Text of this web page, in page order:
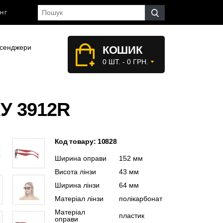
КОШИК
0 ШТ. - 0 ГРН.
3912R
Код товару: 10828
Ширина оправи
152 мм
Висота лінзи
43 мм
Ширина лінзи
64 мм
Матеріал лінзи
полікарбонат
Матеріал
оправи
пластик